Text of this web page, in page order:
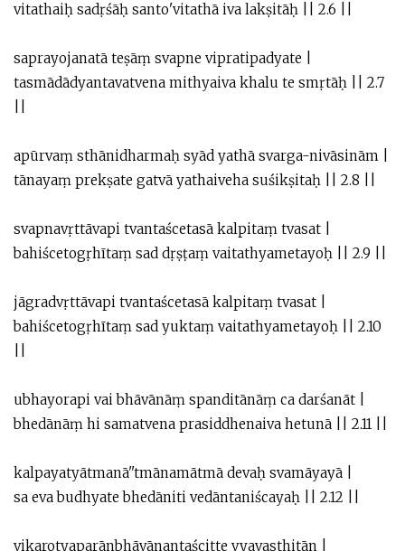
vitathaiḥ sadṛśāḥ santo'vitathā iva lakṣitāḥ || 2.6 ||
saprayojanatā teṣāṃ svapne vipratipadyate |
tasmādādyantavatvena mithyaiva khalu te smṛtāḥ || 2.7
apūrvaṃ sthānidharmaḥ syād yathā svarga-nivāsinām |
tānayaṃ prekṣate gatvā yathaiveha suśikṣitaḥ || 2.8 ||
svapnavṛttāvapi tvantaścetasā kalpitaṃ tvasat |
bahiścetogṛhītaṃ sad dṛṣṭaṃ vaitathyametayoḥ || 2.9 ||
jāgradvṛttāvapi tvantaścetasā kalpitaṃ tvasat |
bahiścetogṛhītaṃ sad yuktaṃ vaitathyametayoḥ || 2.10
ubhayorapi vai bhāvānāṃ spanditānāṃ ca darśanāt |
bhedānāṃ hi samatvena prasiddhenaiva hetunā || 2.11 ||
kalpayatyātmanā''tmānamātmā devaḥ svamāyayā |
sa eva budhyate bhedāniti vedāntaniścayaḥ || 2.12 ||
vikarotyaparānbhāvānantaścitte vyavasthitān |